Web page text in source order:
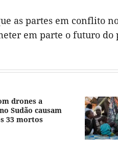
as partes em conflito
em parte o futuro do
drones a
Sudão causam
33 mortos